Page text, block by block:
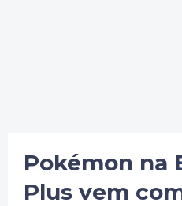
Pokémon na
Plus vem